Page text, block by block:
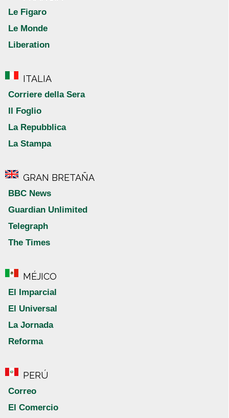
Le Figaro
Le Monde
Liberation
ITALIA
Corriere della Sera
Il Foglio
La Repubblica
La Stampa
GRAN BRETAÑA
BBC News
Guardian Unlimited
Telegraph
The Times
MÉJICO
El Imparcial
El Universal
La Jornada
Reforma
PERÚ
Correo
El Comercio